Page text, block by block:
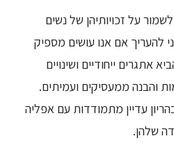
על זכויותיהן של נשים
להעריך אם אנו עושים מספיק
אתגרים ייחודיים ושינויים
והבנה ממעסיקים ועמיתים.
עדיין מתמודדות עם אפליה
שלהן.